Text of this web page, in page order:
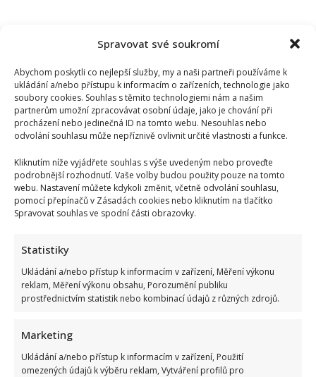
Spravovat své soukromí
Abychom poskytli co nejlepší služby, my a naši partneři používáme k
ukládání a/nebo přístupu k informacím o zařízeních, technologie jako
soubory cookies. Souhlas s těmito technologiemi nám a našim
partnerům umožní zpracovávat osobní údaje, jako je chování při
procházení nebo jedinečná ID na tomto webu. Nesouhlas nebo
odvolání souhlasu může nepříznivě ovlivnit určité vlastnosti a funkce.
Kliknutím níže vyjádřete souhlas s výše uvedeným nebo proveďte
podrobnější rozhodnutí. Vaše volby budou použity pouze na tomto
webu. Nastavení můžete kdykoli změnit, včetně odvolání souhlasu,
pomocí přepínačů v Zásadách cookies nebo kliknutím na tlačítko
Spravovat souhlas ve spodní části obrazovky.
Statistiky
Ukládání a/nebo přístup k informacím v zařízení, Měření výkonu
reklam, Měření výkonu obsahu, Porozumění publiku
prostřednictvím statistik nebo kombinací údajů z různých zdrojů.
Marketing
Ukládání a/nebo přístup k informacím v zařízení, Použití
omezených údajů k výběru reklam, Vytváření profilů pro
Poslední chvíle Ivety Bartošové: Maminka z telefonátu
cítila zlepšení, poté přišla nejtvrdší rána